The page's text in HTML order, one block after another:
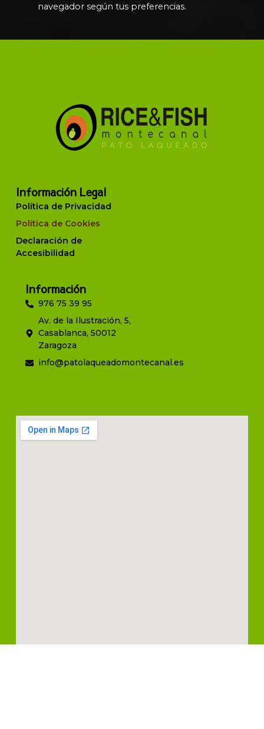
navegador según tus preferencias.
Información Legal
Política de Privacidad
Política de Cookies
Declaración de
Accesibilidad
Información
976 75 39 95
Av. de la Ilustración, 5,
Casablanca, 50012
Zaragoza
info@patolaqueadomontecanal.es